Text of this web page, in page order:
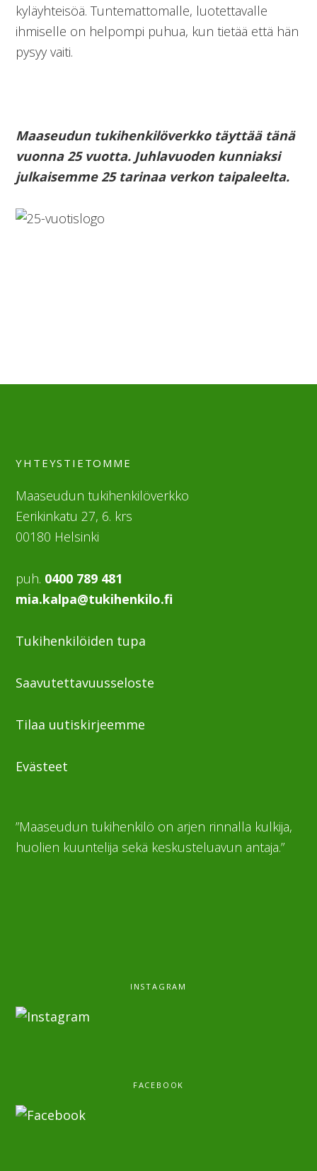
kyläyhteisöä. Tuntemattomalle, luotettavalle
ihmiselle on helpompi puhua, kun tietää että hän
pysyy vaiti.
Maaseudun tukihenkilöverkko täyttää tänä
vuonna 25 vuotta. Juhlavuoden kunniaksi
julkaisemme 25 tarinaa verkon taipaleelta.
YHTEYSTIETOMME
Maaseudun tukihenkilöverkko
Eerikinkatu 27, 6. krs
00180 Helsinki
puh. 0400 789 481
mia.kalpa@tukihenkilo.fi
Tukihenkilöiden tupa
Saavutettavuusseloste
Tilaa uutiskirjeemme
Evästeet
”Maaseudun tukihenkilö on arjen rinnalla kulkija,
huolien kuuntelija sekä keskusteluavun antaja.”
INSTAGRAM
FACEBOOK